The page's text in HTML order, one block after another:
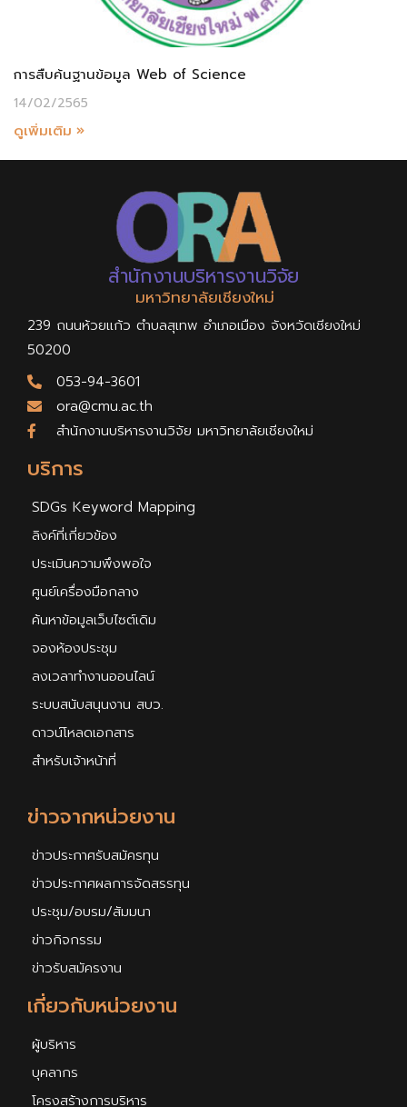
การสืบค้นฐานข้อมูล Web of Science
14/02/2565
ดูเพิ่มเติม »
เกี่ยวกับหน่วยงาน
ผู้บริหาร
บุคลากร
โครงสร้างการบริหาร
ข่าวจากหน่วยงาน
ข่าวประกาศรับสมัครทุน
ข่าวประกาศผลการจัดสรรทุน
ประชุม/อบรม/สัมมนา
ข่าวกิจกรรม
ข่าวรับสมัครงาน
บริการ
SDGs Keyword Mapping
ลิงค์ที่เกี่ยวข้อง
ประเมินความพึงพอใจ
ศูนย์เครื่องมือกลาง
ค้นหาข้อมูลเว็บไซต์เดิม
จองห้องประชุม
ลงเวลาทำงานออนไลน์
ระบบสนับสนุนงาน สบว.
ดาวน์โหลดเอกสาร
สำหรับเจ้าหน้าที่
สำนักงานบริหารงานวิจัย
มหาวิทยาลัยเชียงใหม่
239 ถนนห้วยแก้ว ตำบลสุเทพ อำเภอเมือง จังหวัดเชียงใหม่
50200
053-94-3601
ora@cmu.ac.th
สำนักงานบริหารงานวิจัย มหาวิทยาลัยเชียงใหม่